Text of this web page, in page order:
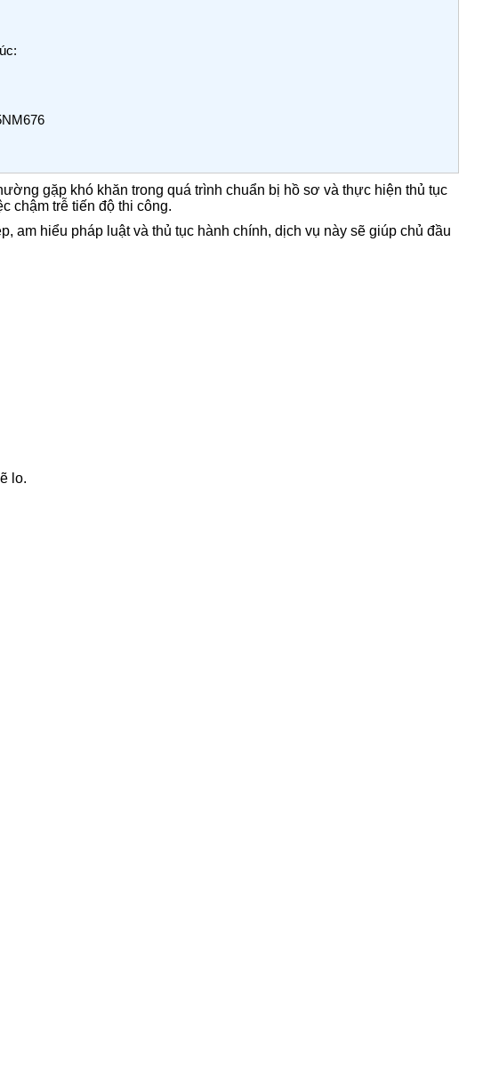
gặp khó khăn trong quá trình chuẩn bị hồ sơ và thực hiện thủ tục
chậm trễ tiến độ thi công.
am hiểu pháp luật và thủ tục hành chính, dịch vụ này sẽ giúp chủ đầu
lo.